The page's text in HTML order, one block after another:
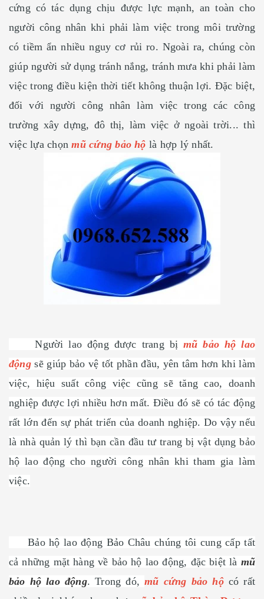
cứng có tác dụng chịu được lực mạnh, an toàn cho
người công nhân khi phải làm việc trong môi trường
có tiềm ẩn nhiều nguy cơ rủi ro. Ngoài ra, chúng còn
giúp người sử dụng tránh nắng, tránh mưa khi phải làm
việc trong điều kiện thời tiết không thuận lợi. Đặc biệt,
đối với người công nhân làm việc trong các công
trường xây dựng, đô thị, làm việc ở ngoài trời... thì
việc lựa chọnmũ cứng bảo hộ là hợp lý nhất.
Người lao động được trang bị mũ bảo hộ lao
độngsẽ giúp bảo vệ tốt phần đầu, yên tâm hơn khi làm
việc, hiệu suất công việc cũng sẽ tăng cao, doanh
nghiệp được lợi nhiều hơn mất. Điều đó sẽ có tác động
rất lớn đến sự phát triển của doanh nghiệp. Do vậy nếu
là nhà quản lý thì bạn cần đầu tư trang bị vật dụng bảo
hộ lao động cho người công nhân khi tham gia làm
việc.
Bảo hộ lao động Bảo Châu chúng tôi cung cấp tất
cả những mặt hàng về bảo hộ lao động, đặc biệt là mũ
bảo hộ lao động. Trong đó,mũ cứng bảo hộ có rất